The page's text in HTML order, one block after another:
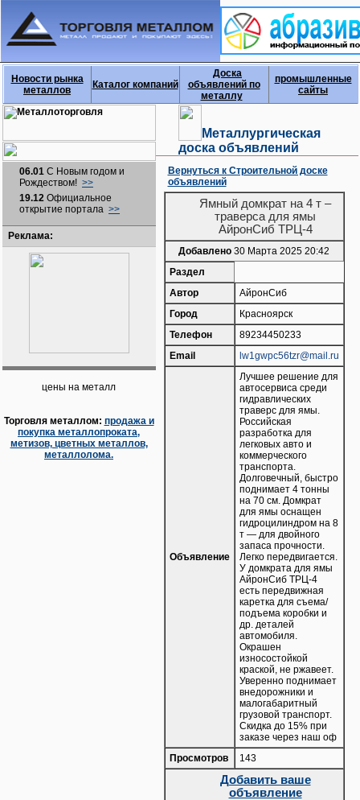
Новости рынка
металлов
Каталог компаний
Доска
объявлений по
металлу
промышленные
сайты
06.01 С Новым годом и
Рождеством! >>
19.12 Официальное
открытие портала >>
Реклама:
цены на металл
Торговля металлом: продажа и
покупка металлопроката,
метизов, цветных металлов,
металлолома.
Металлургическая
доска объявлений
Вернуться к Строительной доске
объявлений
Ямный домкрат на 4 т –
траверса для ямы
АйронСиб ТРЦ-4
Добавлено 30 Марта 2025 20:42
Раздел
Автор
АйронСиб
Город
Красноярск
Телефон
89234450233
Email
lw1gwpc56tzr@mail.ru
Объявление
Лучшее решение для
автосервиса среди
гидравлических
траверс для ямы.
Российская
разработка для
легковых авто и
коммерческого
транспорта.
Долговечный, быстро
поднимает 4 тонны
на 70 см. Домкрат
для ямы оснащен
гидроцилиндром на 8
т — для двойного
запаса прочности.
Легко передвигается.
У домкрата для ямы
АйронСиб ТРЦ-4
есть передвижная
каретка для съема/
подъема коробки и
др. деталей
автомобиля.
Окрашен
износостойкой
краской, не ржавеет.
Уверенно поднимает
внедорожники и
малогабаритный
грузовой транспорт.
Скидка до 15% при
заказе через наш оф
Просмотров
143
Добавить ваше
объявление